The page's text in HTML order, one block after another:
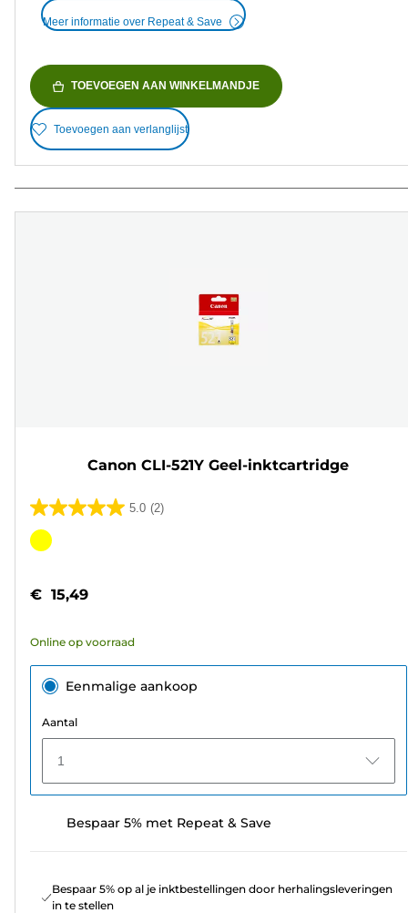
Meer informatie over Repeat & Save
TOEVOEGEN AAN WINKELMANDJE
Toevoegen aan verlanglijst
Canon CLI-521Y Geel-inktcartridge
5.0 (2)
5.0
van
sterren.
beoordelingen
Kleurencartridge
€ 15,49
Online op voorraad
Eenmalige aankoop
Aantal
1
Bespaar 5% met Repeat & Save
Bespaar 5% op al je inktbestellingen door herhalingsleveringen
in te stellen